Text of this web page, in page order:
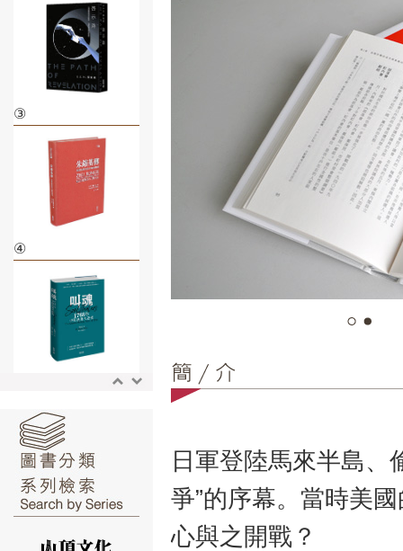
③
④
⑥
日軍登陸馬來半島、
爭”的序幕。當時美
心與之開戰？